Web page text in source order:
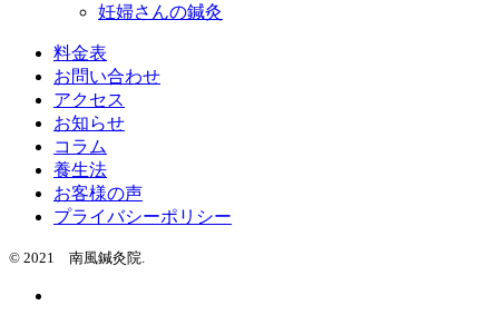
妊婦さんの鍼灸
料金表
お問い合わせ
アクセス
お知らせ
コラム
養生法
お客様の声
プライバシーポリシー
© 2021 南風鍼灸院.